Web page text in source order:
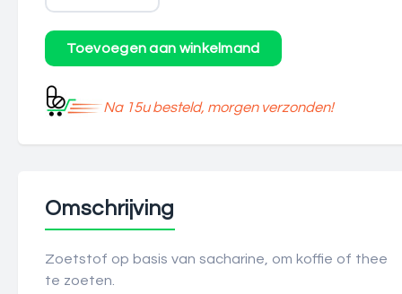
Na 15u besteld, morgen verzonden!
Omschrijving
Zoetstof op basis van sacharine, om koffie of thee
te zoeten.